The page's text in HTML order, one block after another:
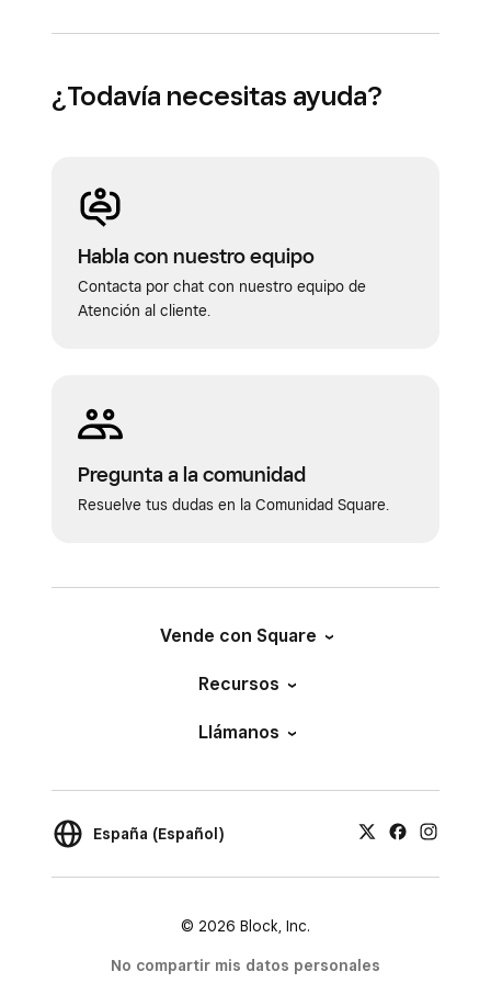
¿Todavía necesitas ayuda?
Habla con nuestro equipo
Contacta por chat con nuestro equipo de
Atención al cliente.
Pregunta a la comunidad
Resuelve tus dudas en la Comunidad Square.
Vende con Square
Recursos
Llámanos
España (Español)
© 2026 Block, Inc.
No compartir mis datos personales